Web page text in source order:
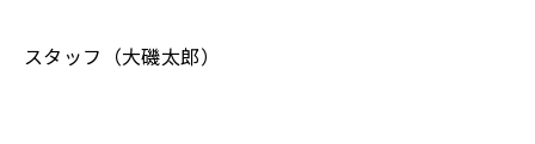
スタッフ（大磯太郎）